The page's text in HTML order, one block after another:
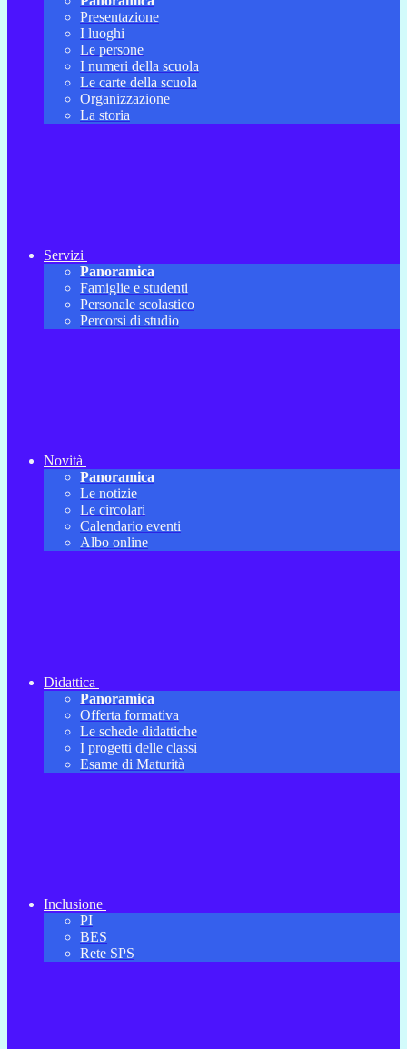
Presentazione
I luoghi
Le persone
I numeri della scuola
Le carte della scuola
Organizzazione
La storia
Servizi
Panoramica
Famiglie e studenti
Personale scolastico
Percorsi di studio
Novità
Panoramica
Le notizie
Le circolari
Calendario eventi
Albo online
Didattica
Panoramica
Offerta formativa
Le schede didattiche
I progetti delle classi
Esame di Maturità
Inclusione
PI
BES
Rete SPS